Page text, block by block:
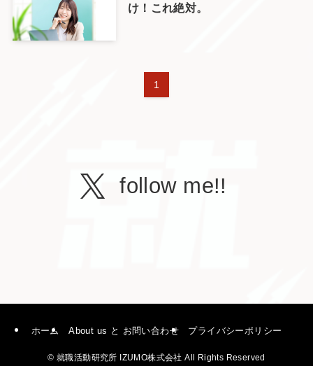
け！これ絶対。
1
follow me!!
ホーム About us と お問い合わせ プライバシーポリシー
© 就職活動研究所 IZUMO株式会社 All Rights Reserved